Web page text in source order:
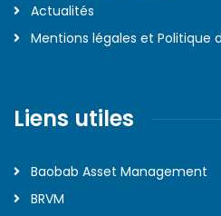
Actualités
Mentions légales et Politique
Liens utiles
Baobab Asset Management
BRVM